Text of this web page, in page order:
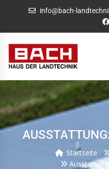
info@bach-
Startseite